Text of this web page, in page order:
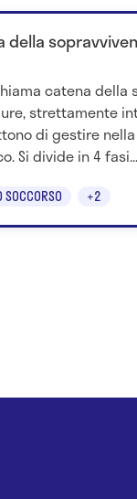
della
catena della
strettamente
di gestire
Si divide in 4 fasi...
SOCCORSO +2